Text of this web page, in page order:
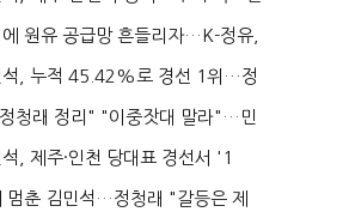
탈환'(종합)...
에 원유 공급망 흔들리자…K-정유,
지안보 핵심...
석, 누적 45.42%로 경선 1위…정
와 격차 0.86%p(...
청래 정리" "이중잣대 말라"…민
고위원 계파 다...
석, 제주·인천 당대표 경선서 '1
보)...
멈춘 김민석…정청래 "갈등은 제